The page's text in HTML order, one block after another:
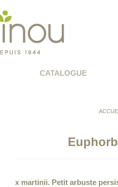
CATALOGUE
x martinii. Petit arbuste